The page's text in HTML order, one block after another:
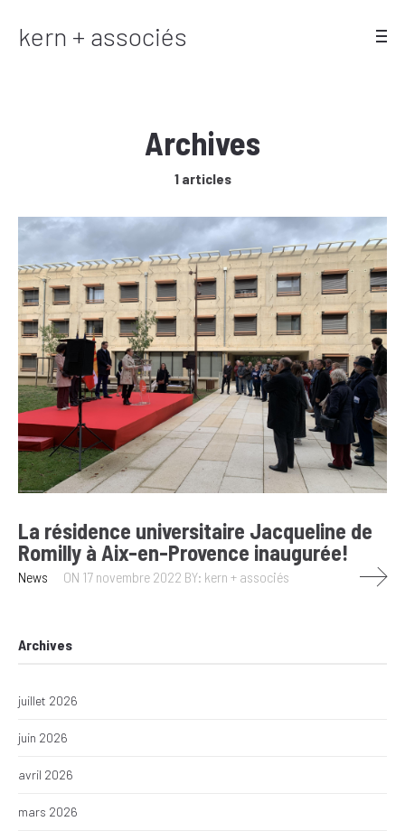
kern + associés
Archives
1 articles
La résidence universitaire Jacqueline de
Romilly à Aix-en-Provence inaugurée!
News ON 17 novembre 2022 BY: kern + associés
Archives
juillet 2026
juin 2026
avril 2026
mars 2026